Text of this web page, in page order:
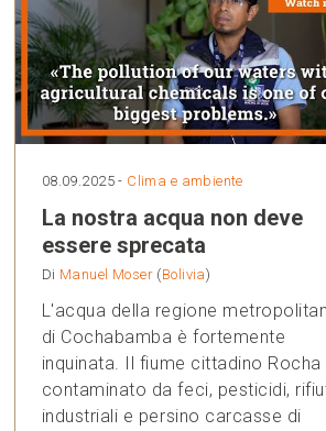
08.09.2025 - Clima e ambiente
La nostra acqua non deve
essere sprecata
Di Manuel Moser (Bolivia)
L'acqua della regione
di Cochabamba è fortemente
inquinata. Il fiume cittadino Rocha
contaminato da feci, pesticidi,
industriali e persino carcasse di